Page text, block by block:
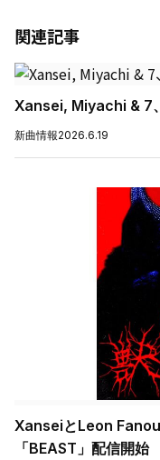
関連記事
Xansei, Miyachi & 7
新曲情報2026.6.19
XanseiとLeon
「BEAST」配信開